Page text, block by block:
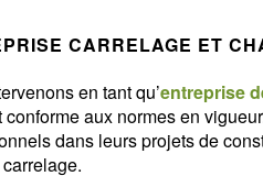
CARRELAGE ET
en tant qu’entreprise
conforme aux normes en
dans leurs projets de